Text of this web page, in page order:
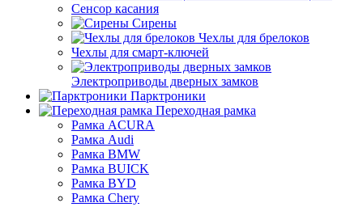
Сенсор касания
Сирены
Чехлы для брелоков
Чехлы для смарт-ключей
Электроприводы дверных замков
Парктроники
Переходная рамка
Рамка ACURA
Рамка Audi
Рамка BMW
Рамка BUICK
Рамка BYD
Рамка Chery